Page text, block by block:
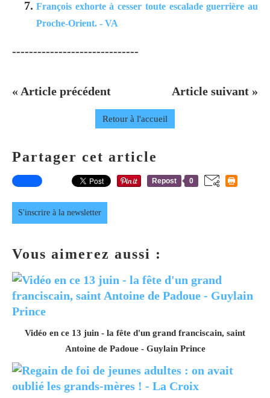
François exhorte à cesser toute escalade guerrière au
Proche-Orient. - VA
------------------------------
« Article précédent Article suivant »
Retour à l'accueil
Partager cet article
Repost 0
S'inscrire à la newsletter
Vous aimerez aussi :
Vidéo en ce 13 juin - la fête d'un grand franciscain, saint
Antoine de Padoue - Guylain Prince